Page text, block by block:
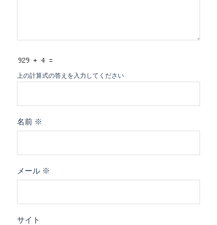
上の計算式の答えを入力してください
名前 ※
メール ※
サイト